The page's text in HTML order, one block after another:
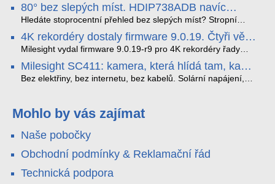
dopravních přestupků. Tento systém, poháněný
sofistikovanými algoritmy umělé inteligence (AI), je navržen
tak, aby poskytoval komplexní nástroje pro vymáhání
dopravních předpisů, zvyšoval bezpečnost na silnicích a
optimalizoval plynulost dopravy v moderních městech.
80° bez slepých míst. HDIP738ADB navíc
streamuje na YouTube – bez PC.
Hledáte stoprocentní přehled bez slepých míst? Stropní
panoramatická kamera HDIP738ADB skládá obraz ze dvou
4MP senzorů SONY do jednoho čistého 180° záběru bez
zkreslení. K tomu přidává AI detekci osob a vozidel,
YouTube – bez běžícího počítače.
4K rekordéry dostaly firmware 9.0.19. Čtyři věci,
které musíte vědět.
Milesight vydal firmware 9.0.19-r9 pro 4K rekordéry řady
které vám zjednoduší práci – a jedna z nich vám ušetří
spoustu zbytečných výjezdů k zákazníkům.
Milesight SC411: kamera, která hlídá tam, kam
kabel nedosáhne
Bez elektřiny, bez internetu, bez kabelů. Solární napájení,
váš telefon. Podívejte se na video.
Mohlo by vás zajímat
Naše pobočky
Obchodní podmínky & Reklamační řád
Technická podpora